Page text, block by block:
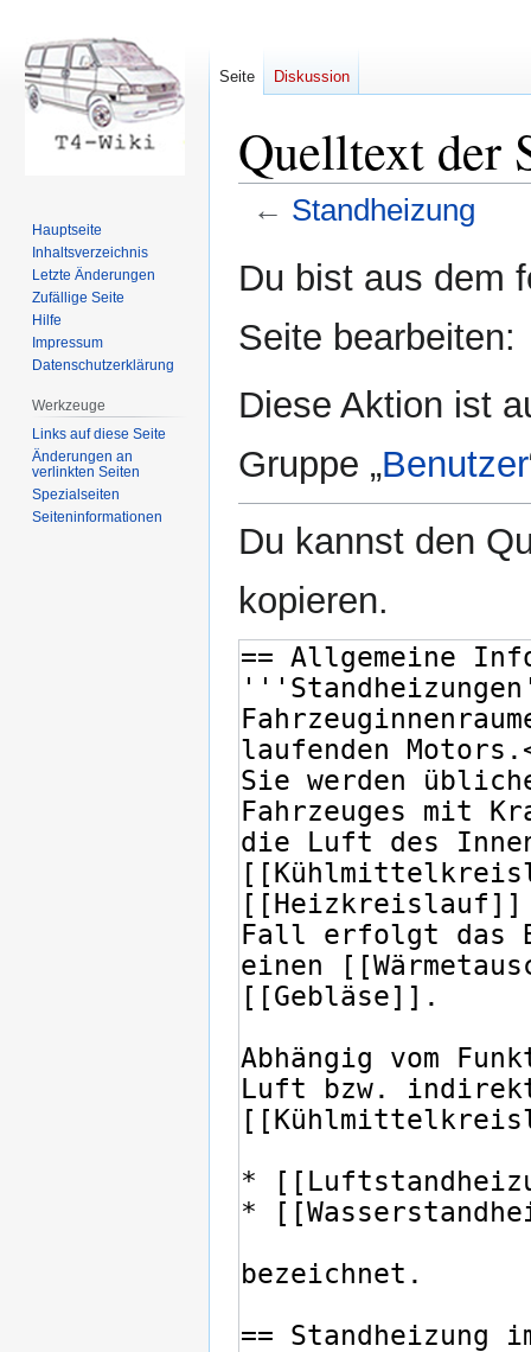
Quelltext der
← Standheizung
Navigation
Suche
Du bist aus dem
Seite bearbeiten:
Diese Aktion ist
Gruppe „Benutzer
Du kannst den
kopieren.
Seite Diskussion
Hauptseite
Inhaltsverzeichnis
Letzte Änderungen
Zufällige Seite
Hilfe
Impressum
Datenschutzerklärung
Werkzeuge
Links auf diese Seite
Änderungen an
verlinkten Seiten
Spezialseiten
Seiten­informationen